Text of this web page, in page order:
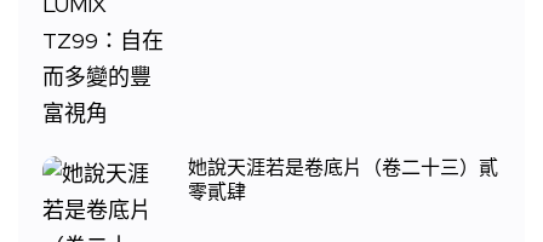
她說天涯若是卷底片（卷二十三）貳
零貳肆